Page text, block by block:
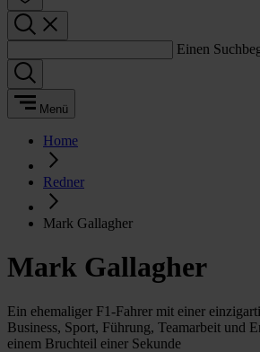
Einen
Menü
Home
Redner
Mark Gallagher
Mark Gallagher
Ein ehemaliger F1-Fahrer mit einer
Business, Sport, Führung, Teamarbeit und
einem Bruchteil einer Sekunde